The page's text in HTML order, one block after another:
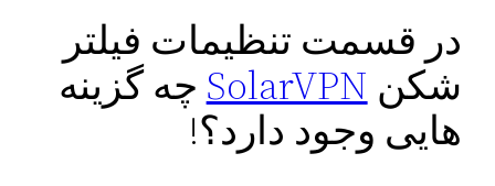
در قسمت تنظیمات فیلتر
شکن SolarVPN چه گزینه‌
هایی وجود دارد؟!